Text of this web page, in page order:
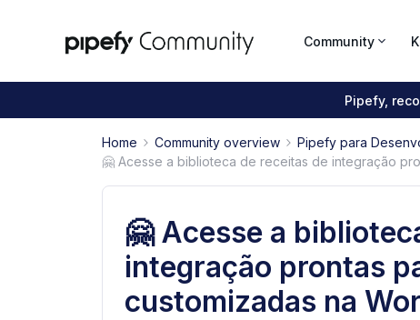
Community
Pipefy,
Home Community overview Pipefy para
🤗 Acesse a biblioteca de receitas de integração
🤗 Acesse a
integração prontas
customizadas na